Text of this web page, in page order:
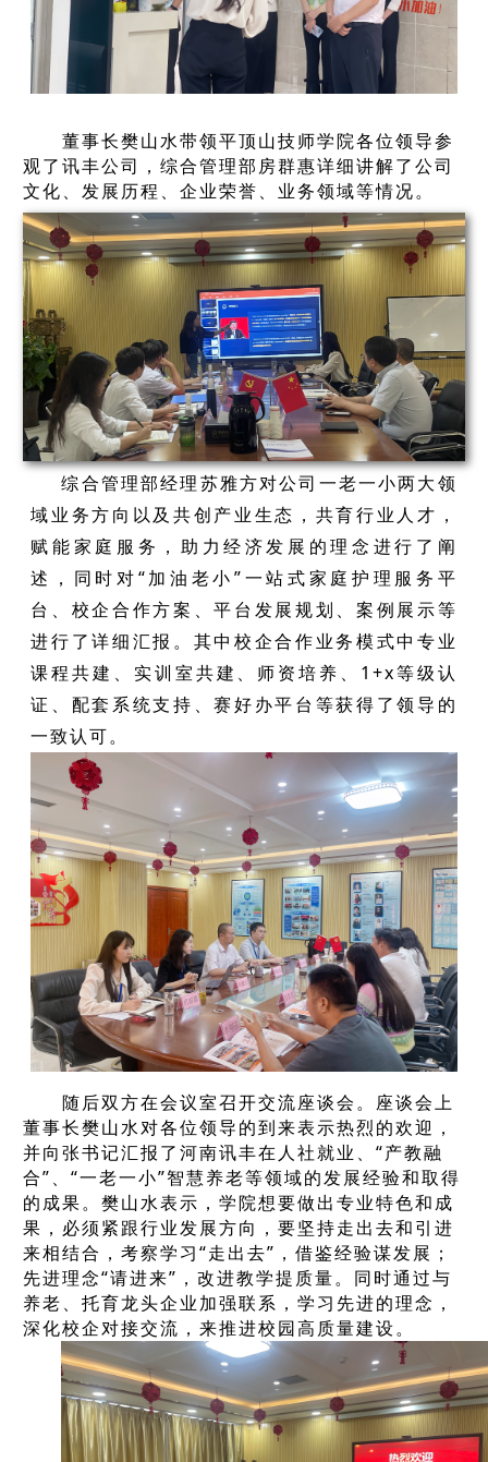
董事长樊山水带领平顶山技师学院各位领导参
观了讯丰公司，综合管理部房群惠详细讲解了公司
文化、发展历程、企业荣誉、业务领域等情况。
综合管理部经理苏雅方对公司一老一小两大领
域业务方向以及共创产业生态，共育行业人才，
赋能家庭服务，助力经济发展的理念 进行了阐
述，同时对“加油老小”一站式家庭护理服务平
台、校企合作方案、平台发展规划、案例展示等
进行了详细汇报。其中校企合作业务模式中专业
课程共建、实训室共建、师资培养、1+x等级认
证、配套系统支持、赛好办平台等获得了领导的
一致认可。
随后双方在会议室召开交流座谈会。座谈会上
董事长樊山水对各位领导的到来表示热烈的欢迎，
并向张书记汇报了河南讯丰在人社就业、“产教融
合”、“一老一小”智慧养老等领域的发展经验和取得
的成果。樊山水表示，学院想要做出专业特色和成
果，必须紧跟行业发展方向，要坚持走出去和引进
来相结合，考察学习“走出去”，借鉴经验谋发展；
先进理念“请进来”，改进教学提质量。同时通过与
养老、托育龙头企业加强联系，学习先进的理念，
深化校企对接交流，来推进校园高质量建设。